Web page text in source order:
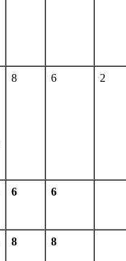
8 6 2
6 6
8 8